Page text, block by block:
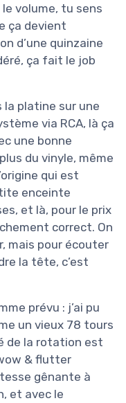
volume, tu sens
ça devient
d’une quinzaine
ça fait le job
la platine sur une
via RCA, là ça
une bonne
du vinyle, même
qui est
enceinte
et là, pour le prix
correct. On
mais pour écouter
la tête, c’est
prévu : j’ai pu
un vieux 78 tours
de la rotation est
& flutter
gênante à
et avec le